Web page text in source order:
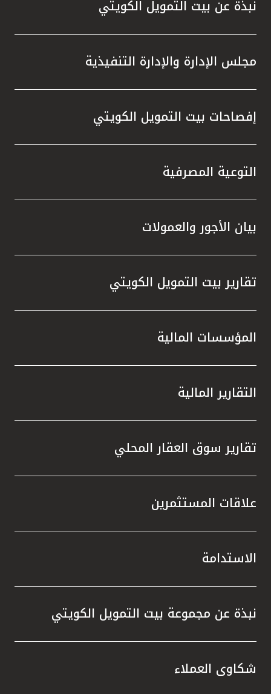
نبذة عن بيت التمويل الكويتي
مجلس الإدارة والإدارة التنفيذية
إفصاحات بيت التمويل الكويتي
التوعية المصرفية
بيان الأجور والعمولات
تقارير بيت التمويل الكويتي
المؤسسات المالية
التقارير المالية
تقارير سوق العقار المحلي
علاقات المستثمرين
الاستدامة
نبذة عن مجموعة بيت التمويل الكويتي
شكاوى العملاء